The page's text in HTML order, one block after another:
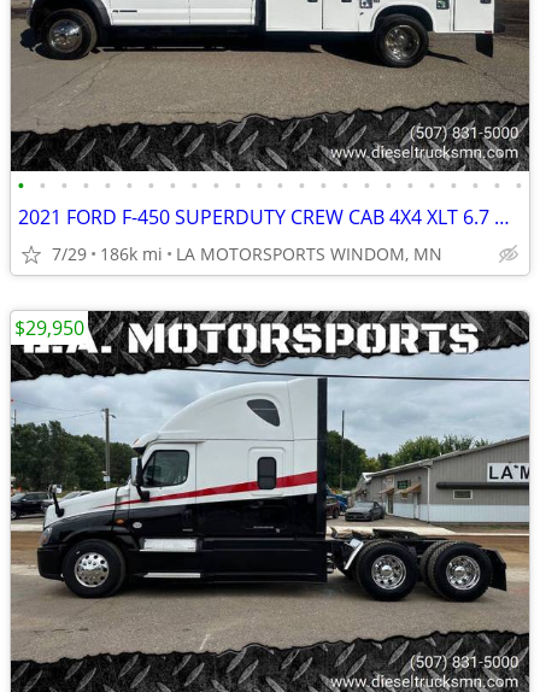
• • • • • • • • • • • • • • • • • • • • • • • •
2021 FORD F-450 SUPERDUTY CREW CAB 4X4 XLT 6.7 DIESEL 11' KUV SERVICE
7/29 186k mi LA MOTORSPORTS WINDOM, MN
$29,950